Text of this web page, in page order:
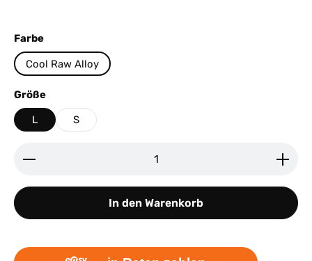
Farbeauswählen
Cool Raw Alloy
Größeauswählen
L S
Produkt Anzahl: Gib den gewünschten Wert ein
In den Warenkorb